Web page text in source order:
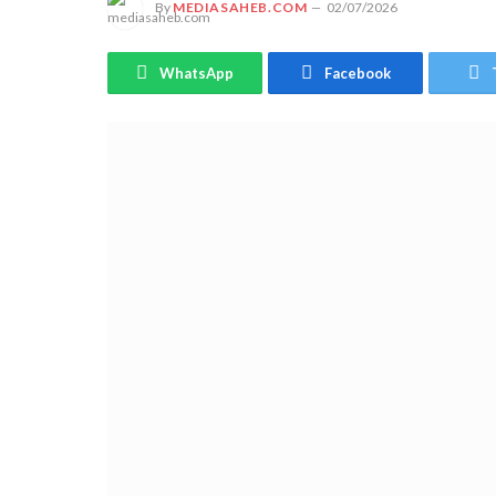
By MEDIASAHEB.COM 02/07/2026
WhatsApp Facebook